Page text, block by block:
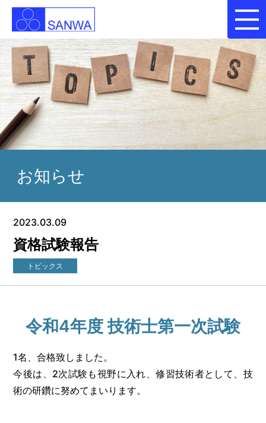
お知らせ
2023.03.09
資格試験報告
トピックス
令和4年度 技術士第一次試験
1名、合格致しました。
今後は、 2次試験も視野に入れ、修習技術者として、技
術の研鑽に努めてまいります。